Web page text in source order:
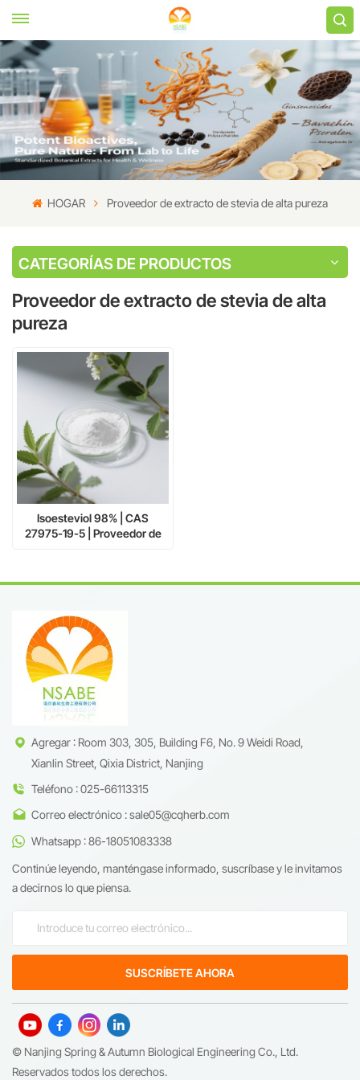
HOGAR Proveedor de extracto de stevia de alta pureza
CATEGORÍAS DE PRODUCTOS
Proveedor de extracto de stevia de alta
pureza
Isoesteviol 98% | CAS
27975-19-5 | Proveedor de
Agregar : Room 303, 305, Building F6, No. 9 Weidi Road,
Xianlin Street, Qixia District, Nanjing
Teléfono : 025-66113315
Correo electrónico : sale05@cqherb.com
Whatsapp : 86-18051083338
Continúe leyendo, manténgase informado, suscríbase y le invitamos
a decirnos lo que piensa.
© Nanjing Spring & Autumn Biological Engineering Co., Ltd.
Reservados todos los derechos.